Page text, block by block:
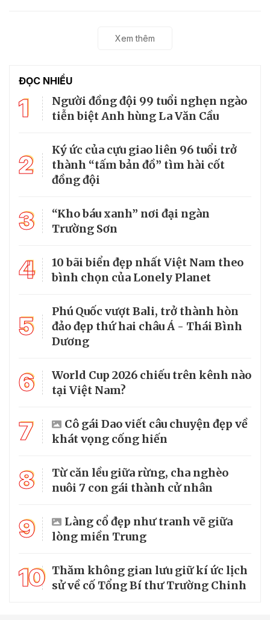
Xem thêm
ĐỌC NHIỀU
1
Người đồng đội 99 tuổi nghẹn ngào
tiễn biệt Anh hùng La Văn Cầu
2
Ký ức của cựu giao liên 96 tuổi trở
thành “tấm bản đồ” tìm hài cốt
đồng đội
3
“Kho báu xanh” nơi đại ngàn
Trường Sơn
4
10 bãi biển đẹp nhất Việt Nam theo
bình chọn của Lonely Planet
5
Phú Quốc vượt Bali, trở thành hòn
đảo đẹp thứ hai châu Á - Thái Bình
Dương
6
World Cup 2026 chiếu trên kênh nào
tại Việt Nam?
7
Cô gái Dao viết câu chuyện đẹp về
khát vọng cống hiến
8
Từ căn lều giữa rừng, cha nghèo
nuôi 7 con gái thành cử nhân
9
Làng cổ đẹp như tranh vẽ giữa
lòng miền Trung
10 Thăm không gian lưu giữ kí ức lịch
sử về cố Tổng Bí thư Trường Chinh